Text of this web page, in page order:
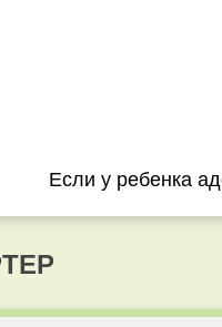
Если у ребенка